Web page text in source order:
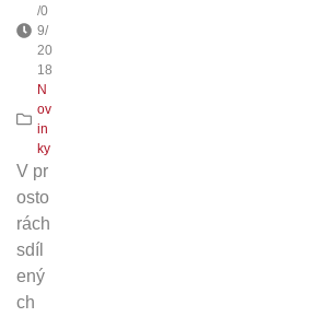
/0
9/
20
18
N
ov
in
ky
V pr
osto
rách
sdíl
ený
ch